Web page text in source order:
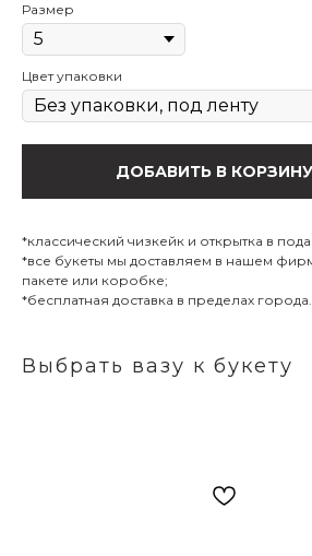
Размер
Цвет упаковки
ДОБАВИТЬ В КОРЗИНУ
*классический чизкейк и открытка в
*все букеты мы доставляем в нашем
пакете или коробке;
*бесплатная доставка в пределах города.
Выбрать вазу к букету